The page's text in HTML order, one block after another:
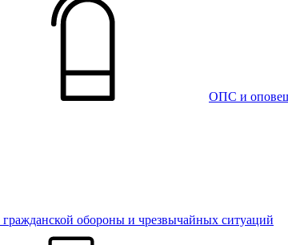
ОПС и
обороны и чрезвычайных ситуаций